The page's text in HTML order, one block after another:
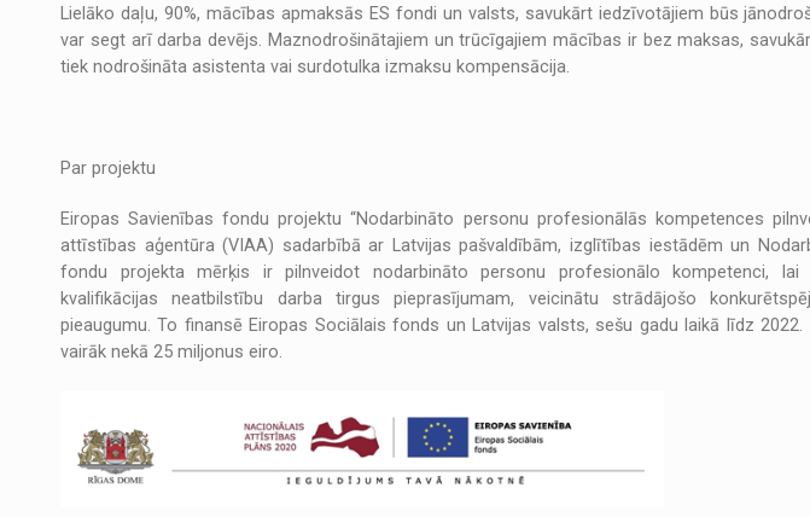
Lielāko daļu, 90%, mācības apmaksās ES fondi un valsts, savukārt iedzīvotājiem būs
var segt arī darba devējs. Maznodrošinātajiem un trūcīgajiem mācības ir bez maksas,
tiek nodrošināta asistenta vai surdotulka izmaksu kompensācija.
Par projektu
Eiropas Savienības fondu projektu “Nodarbināto personu profesionālās kompetences
attīstības aģentūra (VIAA) sadarbībā ar Latvijas pašvaldībām, izglītības iestādēm un
fondu projekta mērķis ir pilnveidot nodarbināto personu profesionālo kompetenci, lai
kvalifikācijas neatbilstību darba tirgus pieprasījumam, veicinātu strādājošo
pieaugumu. To finansē Eiropas Sociālais fonds un Latvijas valsts, sešu gadu laikā līdz
vairāk nekā 25 miljonus eiro.